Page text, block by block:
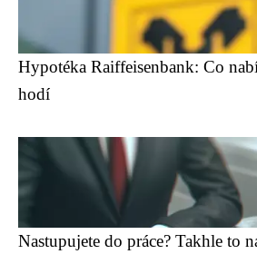
Hypotéka Raiffeisenbank: Co
hodí
Nastupujete do práce? Takhle to